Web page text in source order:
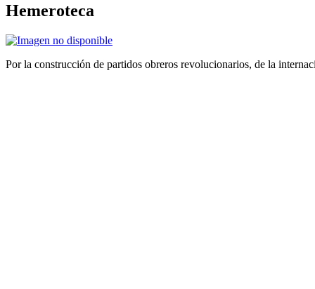
Hemeroteca
Por la construcción de partidos obreros revolucionarios, de la